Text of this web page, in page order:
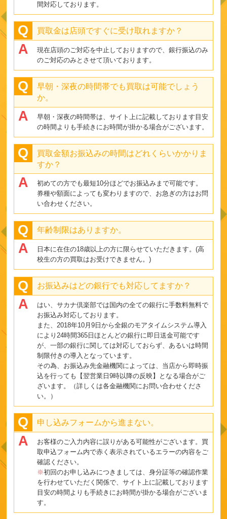
間対応しております。
買取金は店頭ですぐに受け取れますか？
現在店頭のご対応を中止しておりますので、銀行振込のみ
のご対応のみとさせて頂いております。
早朝・深夜の時間帯でも買取は可能でしょう
か。
早朝・深夜の時間帯は、サイト上に記載しております目安
の時間よりも手続きにお時間が掛かる場合がございます。
買取金額お振込みの時間はどれくらいかかりま
すか？
初めての方でも最短10分ほどでお振込みまで可能です。
券種や額面によっても変わりますので、お急ぎの方はお問
い合わせください。
年齢制限はありますか。
日本に在住の18歳以上の方に限らせていただきます。(高
校生の方の買取はお受けできません。)
お振込みはどの銀行でも対応してますか？
はい、サカナ倶楽部では国内の全ての銀行に手数料無料で
お振込み対応しております。
また、2018年10月9日から全銀のモアタイムシステム導入
により24時間365日ほとんどの銀行に即日送金可能です
が、一部の銀行に関しては対応しておらず、あるいは時間
制限付きの導入となっています。
その為、お振込み先金融機関によっては、当店から即時振
込を行っても【翌営業日9時以降の反映】となる場合がご
ざいます。（詳しくは各金融機関にお問い合わせくださ
い。）
申し込みフォームから進まない。
お客様のご入力内容に誤りがある可能性がございます。買
取申込フォーム内で赤く表示されているエラーの内容をご
確認ください。
※初回のお申し込みにつきましては、身分証等の確認作業
を行わせていただく関係で、サイト上に記載しております
目安の時間よりも手続きにお時間が掛かる場合がございま
す。